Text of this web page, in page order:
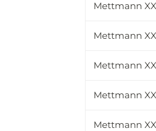
Mettmann
Mettmann
Mettmann
Mettmann
Mettmann